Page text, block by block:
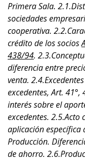
Primera Sala.
sociedades
cooperativa.
crédito de los socios
438/94.
diferencia entre
venta.
excedentes, Art. 41°,
interés sobre el
excedentes. 2.5.Acto
aplicación específica
Producción.
de ahorro.